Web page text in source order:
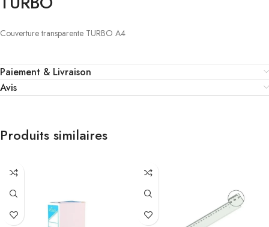
Couverture transparente TURBO A4
Paiement & Livraison
Avis
Produits similaires